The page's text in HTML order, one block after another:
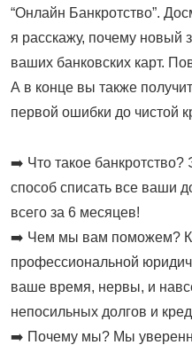
“Онлайн Банкротство”.
я расскажу, почему новый
ваших банковских карт.
А в конце вы также
первой ошибки до чистой
➡️ Что такое
способ списать все ваши
всего за 6 месяцев!
➡️ Чем мы вам поможем?
профессиональной
ваше время, нервы, и
непосильных долгов и
➡️ Почему мы? Мы